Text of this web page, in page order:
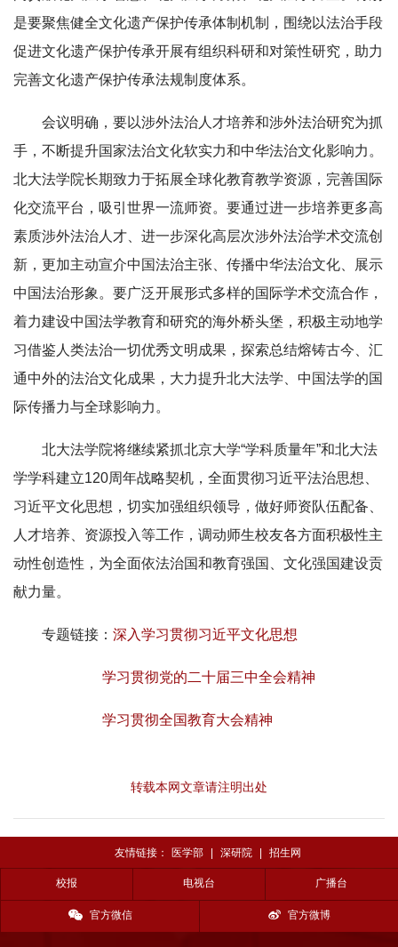
是要聚焦健全文化遗产保护传承体制机制，围绕以法治手段
促进文化遗产保护传承开展有组织科研和对策性研究，助力
完善文化遗产保护传承法规制度体系。
会议明确，要以涉外法治人才培养和涉外法治研究为抓
手，不断提升国家法治文化软实力和中华法治文化影响力。
北大法学院长期致力于拓展全球化教育教学资源，完善国际
化交流平台，吸引世界一流师资。要通过进一步培养更多高
素质涉外法治人才、进一步深化高层次涉外法治学术交流创
新，更加主动宣介中国法治主张、传播中华法治文化、展示
中国法治形象。要广泛开展形式多样的国际学术交流合作，
着力建设中国法学教育和研究的海外桥头堡，积极主动地学
习借鉴人类法治一切优秀文明成果，探索总结熔铸古今、汇
通中外的法治文化成果，大力提升北大法学、中国法学的国
际传播力与全球影响力。
北大法学院将继续紧抓北京大学“学科质量年”和北大法
学学科建立120周年战略契机，全面贯彻习近平法治思想、
习近平文化思想，切实加强组织领导，做好师资队伍配备、
人才培养、资源投入等工作，调动师生校友各方面积极性主
动性创造性，为全面依法治国和教育强国、文化强国建设贡
献力量。
专题链接： 深入学习贯彻习近平文化思想
学习贯彻党的二十届三中全会精神
学习贯彻全国教育大会精神
转载本网文章请注明出处
友情链接： 医学部 深研院 招生网
校报 电视台 广播台
官方微信 官方微博